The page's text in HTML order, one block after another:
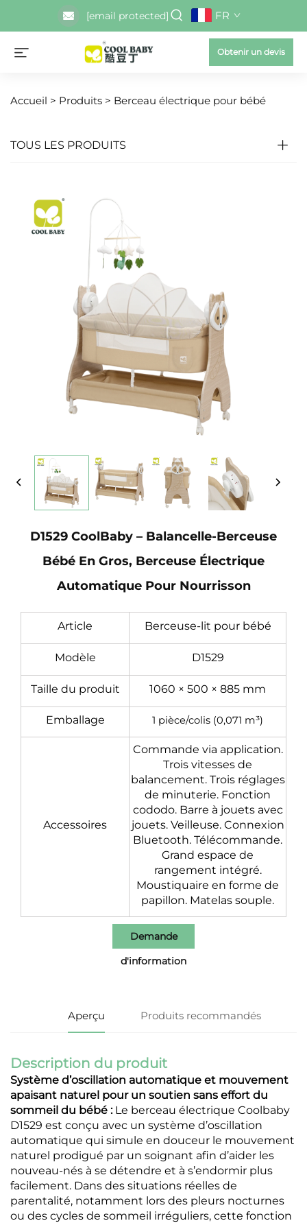
[email protected] FR
Obtenir un devis
Accueil > Produits > Berceau électrique pour bébé
TOUS LES PRODUITS
D1529 CoolBaby – Balancelle-Berceuse
Bébé En Gros, Berceuse Électrique
Automatique Pour Nourrisson
Article Berceuse-lit pour bébé
Modèle D1529
Taille du produit 1060 × 500 × 885 mm
Emballage 1 pièce/colis (0,071 m³)
Accessoires
Commande via application.
Trois vitesses de
balancement. Trois réglages
de minuterie. Fonction
cododo. Barre à jouets avec
jouets. Veilleuse. Connexion
Bluetooth. Télécommande.
Grand espace de
rangement intégré.
Moustiquaire en forme de
papillon. Matelas souple.
Demande
d'information
Aperçu Produits recommandés
Description du produit
Système d’oscillation automatique et mouvement
apaisant naturel pour un soutien sans effort du
sommeil du bébé : Le berceau électrique Coolbaby
D1529 est conçu avec un système d’oscillation
automatique qui simule en douceur le mouvement
naturel prodigué par un soignant afin d’aider les
nouveau-nés à se détendre et à s’endormir plus
facilement. Dans des situations réelles de
parentalité, notamment lors des pleurs nocturnes
ou des cycles de sommeil irréguliers, cette fonction